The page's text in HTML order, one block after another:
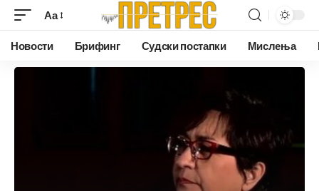
Аа
Новости Брифинг Судски постапки Мислења